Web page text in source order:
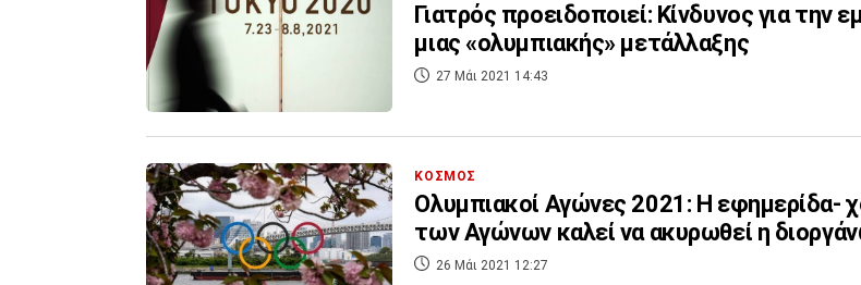
Γιατρός προειδοποιεί: Κίνδυνος για την
μιας «ολυμπιακής» μετάλλαξης
27 Μάι 2021 14:43
ΚΟΣΜΟΣ
Ολυμπιακοί Αγώνες 2021: Η εφημερίδα-
των Αγώνων καλεί να ακυρωθεί η
26 Μάι 2021 12:27